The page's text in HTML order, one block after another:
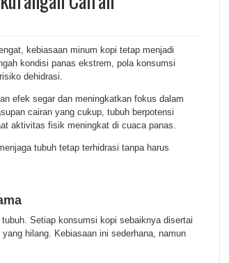
kebiasaan minum kopi tetap menjadi
kondisi panas ekstrem, pola konsumsi
dehidrasi.
efek segar dan meningkatkan fokus dalam
cairan yang cukup, tubuh berpotensi
aktivitas fisik meningkat di cuaca panas.
tubuh tetap terhidrasi tanpa harus
Setiap konsumsi kopi sebaiknya disertai
hilang. Kebiasaan ini sederhana, namun